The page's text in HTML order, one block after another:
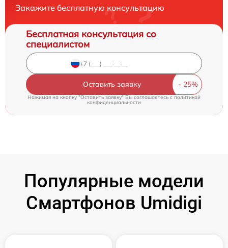
Закажите бесплатную консультацию
Бесплатная консультация со
специалистом
Оставить заявку
Нажимая на кнопку "Оставить заявку" Вы соглашаетесь c политикой
конфиденциальности
Популярные модели
Смартфонов Umidigi